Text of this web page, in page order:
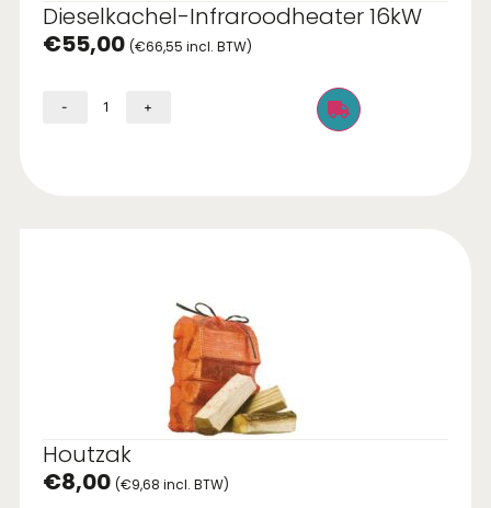
Dieselkachel-Infraroodheater 16kW
€55,00 (€66,55 incl. BTW)
- +
Houtzak
€8,00 (€9,68 incl. BTW)